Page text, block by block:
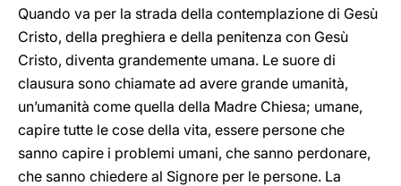
Quando va per la strada della contemplazione di Gesù
Cristo, della preghiera e della penitenza con Gesù
Cristo, diventa grandemente umana. Le suore di
clausura sono chiamate ad avere grande umanità,
un’umanità come quella della Madre Chiesa; umane,
capire tutte le cose della vita, essere persone che
sanno capire i problemi umani, che sanno perdonare,
che sanno chiedere al Signore per le persone. La